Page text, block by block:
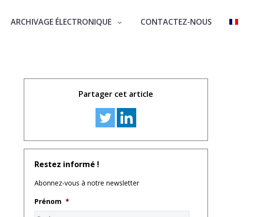
ARCHIVAGE ÉLECTRONIQUE CONTACTEZ-NOUS
Partager cet article
Restez informé !
Abonnez-vous à notre newsletter
Prénom *